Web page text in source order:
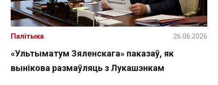
«Ультыматум Зяленскага» паказаў, як
вынікова размаўляць з Лукашэнкам
Палітыка 26.06.2026